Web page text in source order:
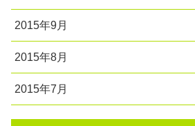
2015年9月
2015年8月
2015年7月